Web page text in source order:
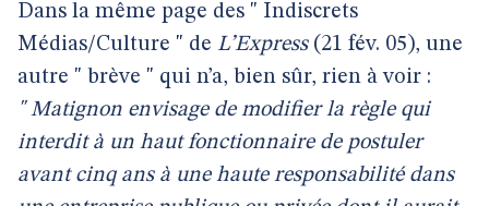
Dans la même page des " Indiscrets
Médias/Culture " de L’Express(21 fév. 05), une
autre " brève " qui n’a, bien sûr, rien à voir :
" Matignon envisage de modifier la règle qui
interdit à un haut fonctionnaire de postuler
avant cinq ans à une haute responsabilité dans